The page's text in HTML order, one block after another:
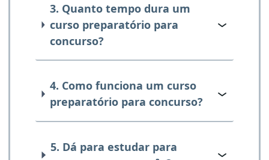
3. Quanto tempo dura um
curso preparatório para
concurso?
4. Como funciona um curso
preparatório para concurso?
5. Dá para estudar para